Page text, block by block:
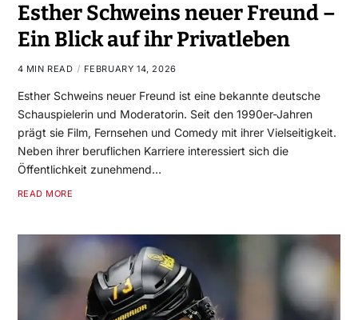
Esther Schweins neuer Freund –
Ein Blick auf ihr Privatleben
4 MIN READ FEBRUARY 14, 2026
Esther Schweins neuer Freund ist eine bekannte deutsche
Schauspielerin und Moderatorin. Seit den 1990er-Jahren
prägt sie Film, Fernsehen und Comedy mit ihrer Vielseitigkeit.
Neben ihrer beruflichen Karriere interessiert sich die
Öffentlichkeit zunehmend…
READ MORE